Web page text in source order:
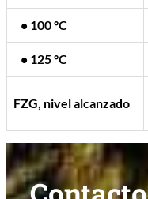
• 100 ºC
• 125 ºC
FZG, nivel alcanzado